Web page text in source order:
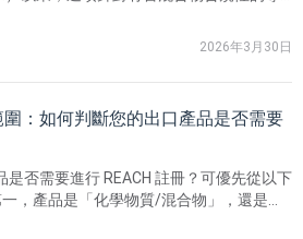
2026年3月30日
：如何判斷您的出口產品是否需要
否需要進行 REACH 註冊？可優先從以下
，產品是「化學物質/混合物」，還是